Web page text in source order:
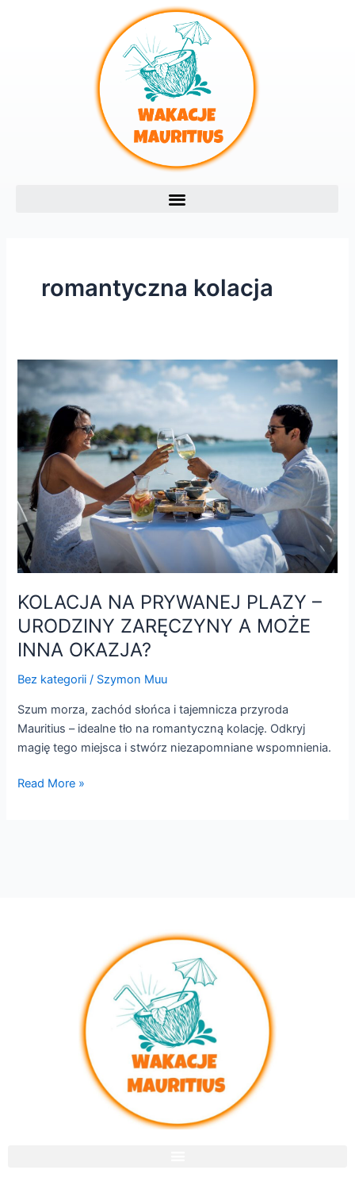
romantyczna kolacja
KOLACJA NA PRYWANEJ PLAZY –
URODZINY ZARĘCZYNY A MOŻE
INNA OKAZJA?
Bez kategorii / Szymon Muu
Szum morza, zachód słońca i tajemnicza przyroda
Mauritius – idealne tło na romantyczną kolację. Odkryj
magię tego miejsca i stwórz niezapomniane wspomnienia.
KOLACJA
NA
PRYWANEJ
PLAZY
–
URODZINY
ZARĘCZYNY
A
MOŻE
INNA
OKAZJA?
Read More »